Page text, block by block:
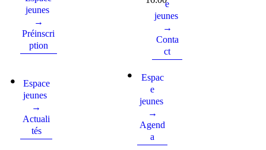
jeunes
→
Préinscri
ption
e
jeunes
→
Conta
ct
Espace
jeunes
→
Actuali
tés
Espac
e
jeunes
→
Agend
a